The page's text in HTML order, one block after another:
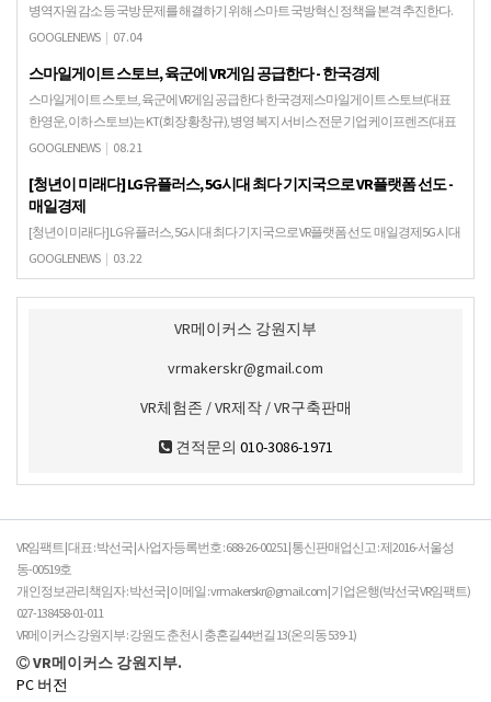
병역자원 감소 등 국방 문제를 해결하기 위해 스마트 국방혁신 정책을 본격 추진한다.
대통령직속 4차산업혁명위원회는 4일 서…
GOOGLENEWS | 07.04
스마일게이트 스토브, 육군에 VR게임 공급한다 - 한국경제
스마일게이트 스토브, 육군에 VR게임 공급한다 한국경제스마일게이트 스토브(대표
한영운, 이하 스토브)는 KT(회장 황창규), 병영 복지 서비스 전문 기업 케이프렌즈(대표
나성갑), VR 콘텐츠 공급사 실감(대표 박…
GOOGLENEWS | 08.21
[청년이 미래다] LG유플러스, 5G시대 최다 기지국으로 VR플랫폼 선도 -
매일경제
[청년이 미래다] LG유플러스, 5G시대 최다 기지국으로 VR플랫폼 선도 매일경제5G 시대
가 본격 개막됨에 따라 LG유플러스(부회장 하현회)는 미디어시장 기반을 강화해 고객
의 일상을 바꾸고 5G에서 1등을 달성하겠…
GOOGLENEWS | 03.22
VR메이커스 강원지부
vrmakerskr@gmail.com
VR체험존 / VR제작 / VR구축판매
견적문의 010-3086-1971
VR임팩트 | 대표 : 박선국 | 사업자등록번호 : 688-26-00251 | 통신판매업신고 : 제2016-서울성
동-00519호
개인정보관리책임자 : 박선국 | 이메일 : vrmakerskr@gmail.com | 기업은행(박선국 VR임팩트)
027-138458-01-011
VR메이커스 강원지부 : 강원도 춘천시 충혼길44번길 13(온의동 539-1)
VR메이커스 강원지부.
PC 버전